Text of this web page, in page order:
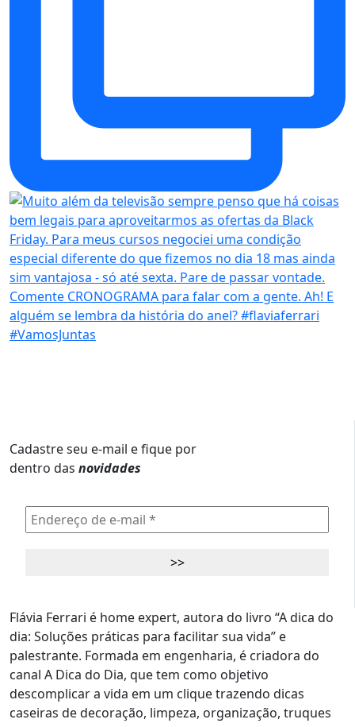
Cadastre seu e-mail e fique por
dentro das novidades
Flávia Ferrari é home expert, autora do livro “A dica do
dia: Soluções práticas para facilitar sua vida” e
palestrante. Formada em engenharia, é criadora do
canal A Dica do Dia, que tem como objetivo
descomplicar a vida em um clique trazendo dicas
caseiras de decoração, limpeza, organização, truques